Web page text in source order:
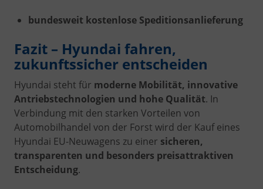
bundesweit kostenlose Speditionsanlieferung
Fazit – Hyundai fahren,
zukunftssicher entscheiden
Hyundai steht für moderne Mobilität, innovative
Antriebstechnologien und hohe Qualität. In
Verbindung mit den starken Vorteilen von
Automobilhandel von der Forst wird der Kauf eines
Hyundai EU-Neuwagens zu einer sicheren,
transparenten und besonders preisattraktiven
Entscheidung.